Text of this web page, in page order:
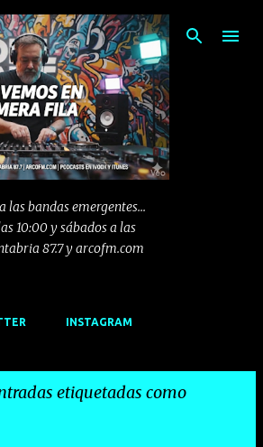
Ir al contenido principal
las bandas emergentes...
10:00 y sábados a las
87.7 y arcofm.com
INSTAGRAM
etiquetadas como